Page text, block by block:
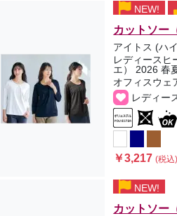
NEW!
カットソー
アイトス (ハ
レディースヒ
エ） 2026 春
オフィスウェ
レディー
￥3,217(税込)
NEW!
カットソー